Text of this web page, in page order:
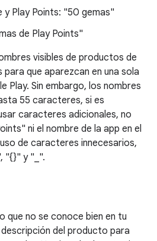
y Play Points: "50 gemas"
de Play Points"
visibles de productos de
que aparezcan en una sola
Play. Sin embargo, los nombres
55 caracteres, si es
caracteres adicionales, no
ni el nombre de la app en el
de caracteres innecesarios,
"{}" y "_".
que no se conoce bien en tu
del producto para